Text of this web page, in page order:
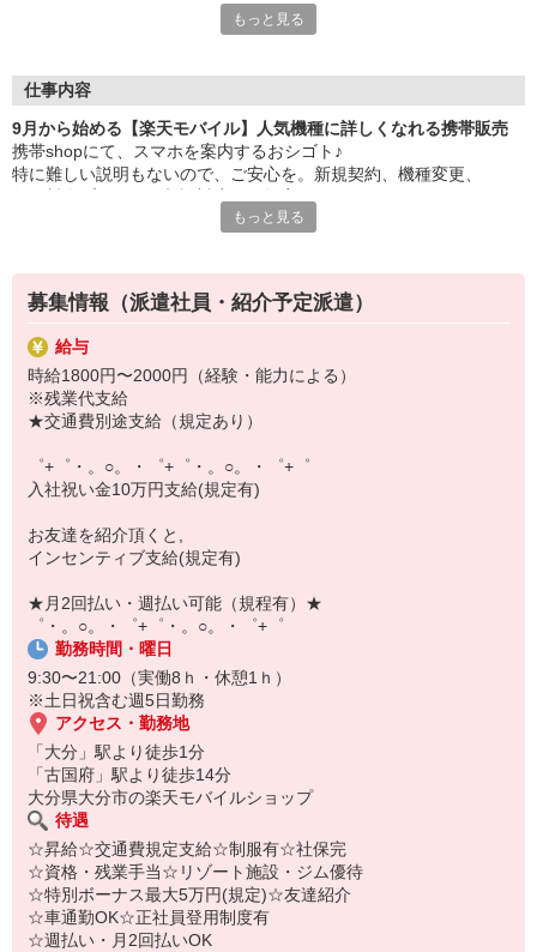
シエロのスタッフは9割が未経験スタート。
ずっと先まで役に立ちます！
丁寧な研修もあるので、
みなさんから働きやすいと好評です♪
最新アプリ事情やお得なプラン、
スマホの裏ワザを学べるチャンス♪
￣￣￣￣￣￣￣￣￣￣￣
▼オフィスワーク
事務、経理、データ入力、コールセンター、受付
▼工場・製造・軽作業系
機械/食品製造・梱包・仕分け・加工・組立・検査
▼美容系
眉毛サロンのアイブロウ・ネイリスト・エステ
▼営業・販売
法人営業・アパレル販売・個別指導塾・人材紹介
▼人気案件も多数♪
短期・期間限定・オープニング・官公庁案件
上場/優良/大手企業など
【スマホ面接実施中】
￣￣￣￣￣￣￣￣￣
自宅に居ながらスマホでカンタン面接OK！
オンライン面談なのでスピード対応。
もっと見る
仕事内容
9月から始める【楽天モバイル】人気機種に詳しくなれる携帯販売
携帯shopにて、スマホを案内するおシゴト♪
特に難しい説明もないので、ご安心を。新規契約、機種変更、
満足度◎
■携帯やインターネット販売業務
docomo(ドコモ)/au(エーユー)・KDDI/softbank(ソフトバンク)など
の大手キャリアから
ワイモバイル(Y!mobille)、楽天モバイル、UQなど格安スマホまで幅
広く紹介可能♪
もっと見る
募集情報（派遣社員・紹介予定派遣）
給与
時給1800円〜2000円（経験・能力による）
※残業代支給
★交通費別途支給（規定あり）
゜+゜・。○。・゜+゜・。○。・゜+゜
入社祝い金10万円支給(規定有)
お友達を紹介頂くと,
インセンティブ支給(規定有)
★月2回払い・週払い可能（規程有）★
゜・。○。・゜+゜・。○。・゜+゜
勤務時間・曜日
9:30〜21:00（実働8ｈ・休憩1ｈ）
※土日祝含む週5日勤務
アクセス・勤務地
「大分」駅より徒歩1分
「古国府」駅より徒歩14分
大分県大分市の楽天モバイルショップ
待遇
☆昇給☆交通費規定支給☆制服有☆社保完
☆資格・残業手当☆リゾート施設・ジム優待
☆特別ボーナス最大5万円(規定)☆友達紹介
☆車通勤OK☆正社員登用制度有
☆週払い・月2回払いOK